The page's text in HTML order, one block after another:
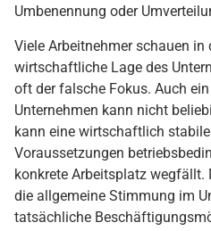
Umbenennung oder
Viele Arbeitnehmer schauen
wirtschaftliche Lage des
oft der falsche Fokus. Auch
Unternehmen kann nicht
kann eine wirtschaftlich
Voraussetzungen
konkrete Arbeitsplatz
die allgemeine Stimmung im
tatsächliche